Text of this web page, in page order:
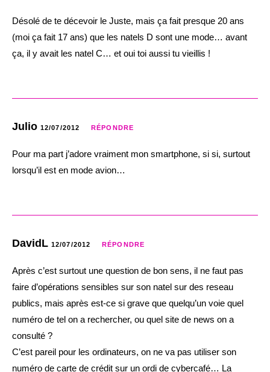
Désolé de te décevoir le Juste, mais ça fait presque 20 ans
(moi ça fait 17 ans) que les natels D sont une mode… avant
ça, il y avait les natel C… et oui toi aussi tu vieillis !
Julio 12/07/2012 RÉPONDRE
Pour ma part j’adore vraiment mon smartphone, si si, surtout
lorsqu’il est en mode avion…
DavidL 12/07/2012 RÉPONDRE
Après c’est surtout une question de bon sens, il ne faut pas
faire d’opérations sensibles sur son natel sur des reseau
publics, mais après est-ce si grave que quelqu’un voie quel
numéro de tel on a rechercher, ou quel site de news on a
consulté ?
C’est pareil pour les ordinateurs, on ne va pas utiliser son
numéro de carte de crédit sur un ordi de cybercafé… La